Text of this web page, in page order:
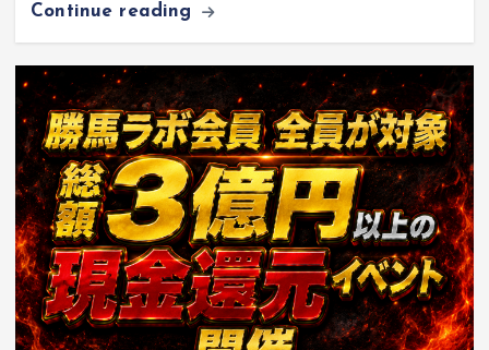
Continue reading